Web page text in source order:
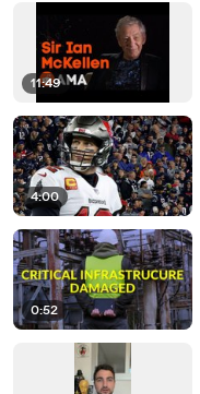
11:49
4:00
0:52